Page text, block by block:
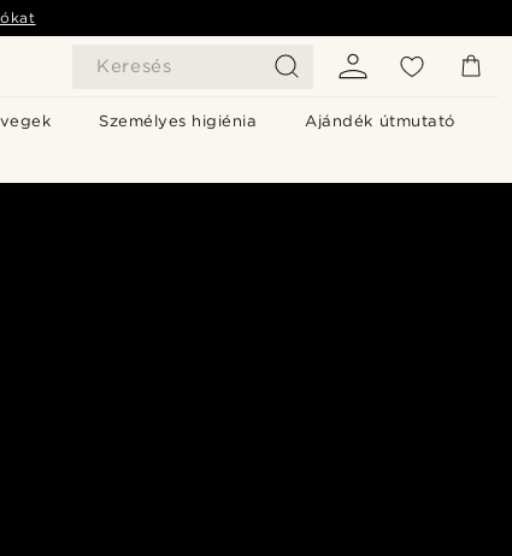
Keresés
Személyes higiénia Ajándék útmutató